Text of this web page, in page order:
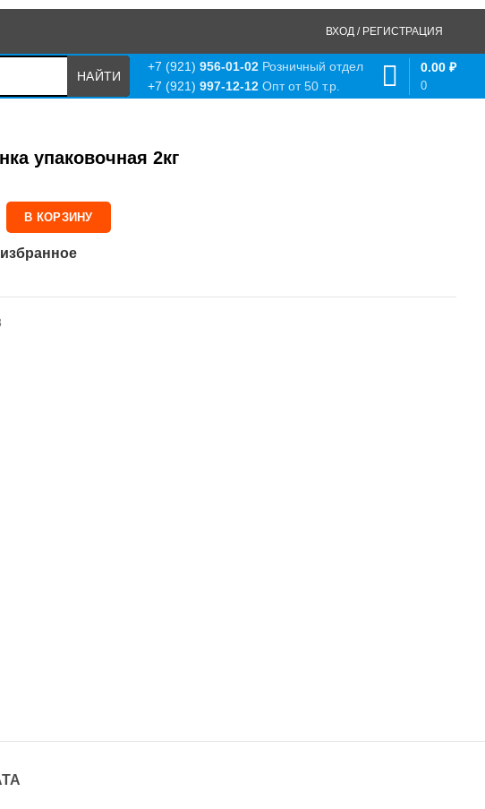
ВХОД / РЕГИСТРАЦИЯ
+7 (921) 956-01-02 Розничный отдел
+7 (921) 997-12-12 Опт от 50 т.р. 0
0.00 ₽
упаковочная 2кг
В КОРЗИНУ